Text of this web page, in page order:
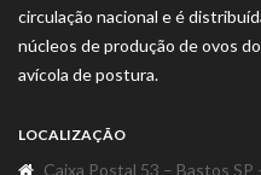
circulação nacional e é
núcleos de produção de ovos
avícola de postura.
LOCALIZAÇÃO
Caixa Postal 53 – Bastos SP